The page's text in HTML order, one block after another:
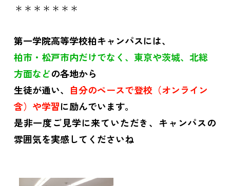
＊＊＊＊＊＊＊
第一学院高等学校柏キャンパスには、
柏市・松戸市内だけでなく、東京や茨城、北総
方面などの各地から
生徒が通い、 自分のペースで登校（オンライン
含）や学習に励んでいます。
是非一度ご見学に来ていただき、キャンパスの
雰囲気を実感してくださいね